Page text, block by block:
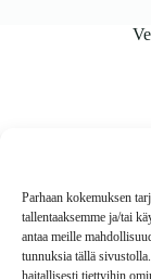
Parhaan kokemuksen
tallentaaksemme ja/tai
antaa meille
tunnuksia tällä
haitallisesti tiettyihin